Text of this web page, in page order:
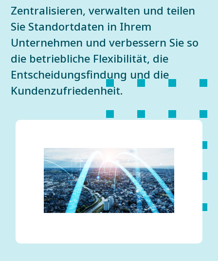
Zentralisieren, verwalten und teilen
Sie Standortdaten in Ihrem
Unternehmen und verbessern Sie so
die betriebliche Flexibilität, die
Entscheidungsfindung und die
Kundenzufriedenheit.